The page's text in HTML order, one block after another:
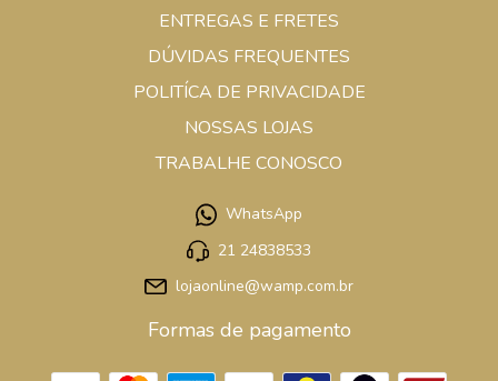
ENTREGAS E FRETES
DÚVIDAS FREQUENTES
POLITÍCA DE PRIVACIDADE
NOSSAS LOJAS
TRABALHE CONOSCO
WhatsApp
21 24838533
lojaonline@wamp.com.br
Formas de pagamento